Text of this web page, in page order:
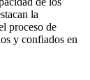
la
proceso de
y confiados en